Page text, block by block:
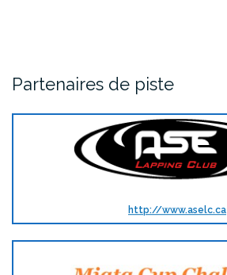
Partenaires de piste
http://www.aselc.ca